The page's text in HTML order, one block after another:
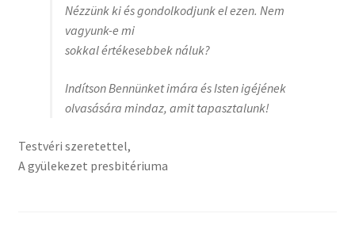
Nézzünk ki és gondolkodjunk el ezen. Nem
vagyunk-e mi
sokkal értékesebbek náluk?
Indítson Bennünket imára és Isten igéjének
olvasására mindaz, amit tapasztalunk!
Testvéri szeretettel,
A gyülekezet presbitériuma